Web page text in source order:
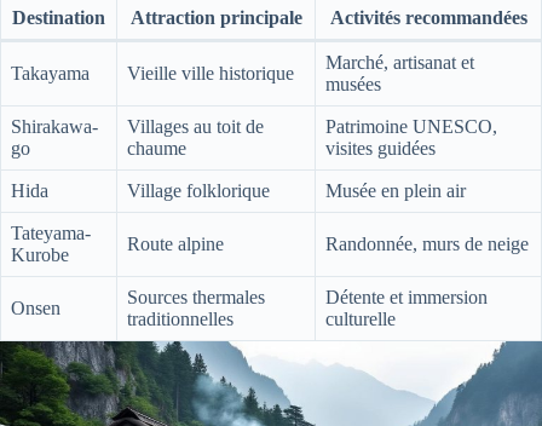
Destination Attraction principale Activités recommandées
Takayama Vieille ville historique
Marché, artisanat et
musées
Shirakawa-
go
Villages au toit de
chaume
Patrimoine UNESCO,
visites guidées
Hida Village folklorique Musée en plein air
Tateyama-
Kurobe
Route alpine Randonnée, murs de neige
Onsen
Sources thermales
traditionnelles
Détente et immersion
culturelle